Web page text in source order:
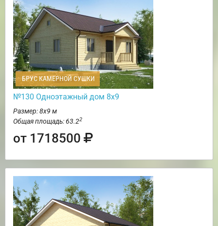
БРУС КАМЕРНОЙ СУШКИ
№130 Одноэтажный дом 8х9
Размер: 8х9 м
Общая площадь: 63.22
от 1718500